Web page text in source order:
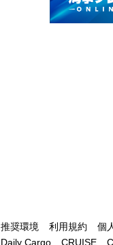
推奨環境 利用規約 個
Daily Cargo
CRUISE